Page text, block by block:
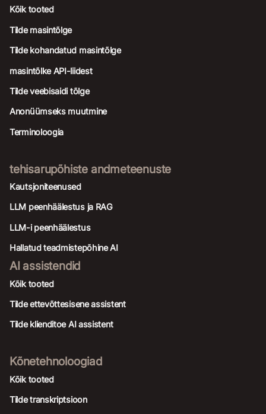
Kõik tooted
Tilde masintõlge
Tilde kohandatud masintõlge
masintõlke API-liidest
Tilde veebisaidi tõlge
Anonüümseks muutmine
Terminoloogia
tehisarupõhiste andmeteenuste
Kautsjoniteenused
LLM peenhäälestus ja RAG
LLM-i peenhäälestus
Hallatud teadmistepõhine AI
AI assistendid
Kõik tooted
Tilde ettevõttesisene assistent
Tilde klienditoe AI assistent
Kõnetehnoloogiad
Kõik tooted
Tilde transkriptsioon